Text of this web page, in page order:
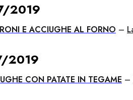
2019
E ACCIUGHE AL FORNO –
2019
CON PATATE IN TEGAME –